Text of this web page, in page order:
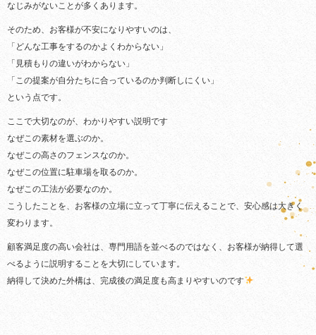
なじみがないことが多くあります。
そのため、お客様が不安になりやすいのは、
「どんな工事をするのかよくわからない」
「見積もりの違いがわからない」
「この提案が自分たちに合っているのか判断しにくい」
という点です。
ここで大切なのが、わかりやすい説明です
なぜこの素材を選ぶのか。
なぜこの高さのフェンスなのか。
なぜこの位置に駐車場を取るのか。
なぜこの工法が必要なのか。
こうしたことを、お客様の立場に立って丁寧に伝えることで、安心感は大きく
変わります。
顧客満足度の高い会社は、専門用語を並べるのではなく、お客様が納得して選
べるように説明することを大切にしています。
納得して決めた外構は、完成後の満足度も高まりやすいのです